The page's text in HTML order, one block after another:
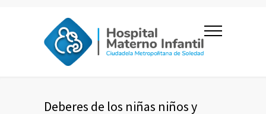
Deberes de los niñas niños y